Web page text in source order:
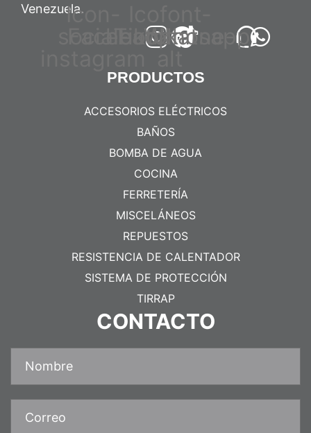
Venezuela.Icon-
Facebook
Tiktok
headphone-
Whatsapp
PRODUCTOS
ACCESORIOS ELÉCTRICOS
BAÑOS
BOMBA DE AGUA
COCINA
FERRETERÍA
MISCELÁNEOS
REPUESTOS
RESISTENCIA DE CALENTADOR
SISTEMA DE PROTECCIÓN
TIRRAP
CONTACTO